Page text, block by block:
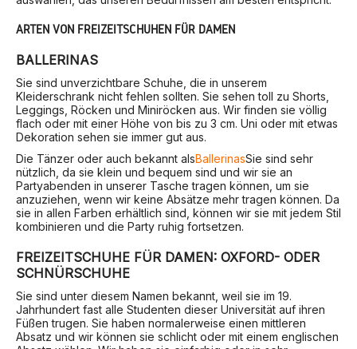
ARTEN VON FREIZEITSCHUHEN FÜR DAMEN
BALLERINAS
Sie sind unverzichtbare Schuhe, die in unserem
Kleiderschrank nicht fehlen sollten. Sie sehen toll zu Shorts,
Leggings, Röcken und Miniröcken aus. Wir finden sie völlig
flach oder mit einer Höhe von bis zu 3 cm. Uni oder mit etwas
Dekoration sehen sie immer gut aus.
Die Tänzer oder auch bekannt alsBallerinasSie sind sehr
nützlich, da sie klein und bequem sind und wir sie an
Partyabenden in unserer Tasche tragen können, um sie
anzuziehen, wenn wir keine Absätze mehr tragen können. Da
sie in allen Farben erhältlich sind, können wir sie mit jedem Stil
kombinieren und die Party ruhig fortsetzen.
FREIZEITSCHUHE FÜR DAMEN: OXFORD- ODER
SCHNÜRSCHUHE
Sie sind unter diesem Namen bekannt, weil sie im 19.
Jahrhundert fast alle Studenten dieser Universität auf ihren
Füßen trugen. Sie haben normalerweise einen mittleren
Absatz und wir können sie schlicht oder mit einem englischen